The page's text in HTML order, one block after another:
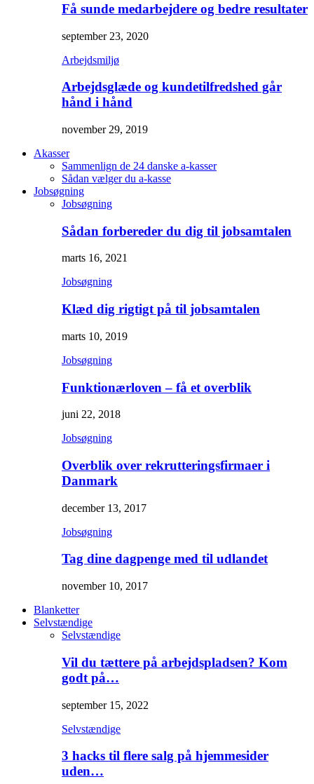
Få sunde medarbejdere og bedre resultater
september 23, 2020
Arbejdsmiljø
Arbejdsglæde og kundetilfredshed går
hånd i hånd
november 29, 2019
Akasser
Sammenlign de 24 danske a-kasser
Sådan vælger du a-kasse
Jobsøgning
Jobsøgning
Sådan forbereder du dig til jobsamtalen
marts 16, 2021
Jobsøgning
Klæd dig rigtigt på til jobsamtalen
marts 10, 2019
Jobsøgning
Funktionærloven – få et overblik
juni 22, 2018
Jobsøgning
Overblik over rekrutteringsfirmaer i
Danmark
december 13, 2017
Jobsøgning
Tag dine dagpenge med til udlandet
november 10, 2017
Blanketter
Selvstændige
Selvstændige
Vil du tættere på arbejdspladsen? Kom
godt på…
september 15, 2022
Selvstændige
3 hacks til flere salg på hjemmesider
uden…